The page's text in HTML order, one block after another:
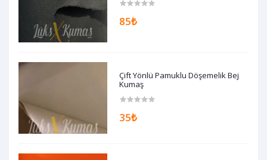
85₺
Çift Yönlü Pamuklu Döşemelik Bej
Kumaş
35₺